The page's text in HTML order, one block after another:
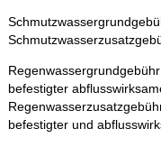
befestigter
befestigter und